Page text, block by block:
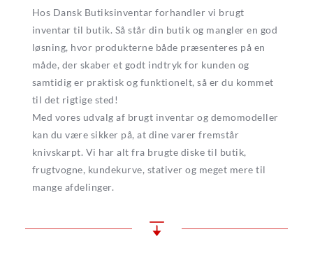
Hos Dansk Butiksinventar forhandler vi brugt
inventar til butik. Så står din butik og mangler en god
løsning, hvor produkterne både præsenteres på en
måde, der skaber et godt indtryk for kunden og
samtidig er praktisk og funktionelt, så er du kommet
til det rigtige sted!
Med vores udvalg af brugt inventar og demomodeller
kan du være sikker på, at dine varer fremstår
knivskarpt. Vi har alt fra brugte diske til butik,
frugtvogne, kundekurve, stativer og meget mere til
mange afdelinger.